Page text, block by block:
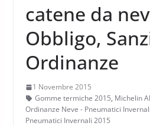
catene da
Obbligo,
Ordinanze
1 Novembre 2015
Gomme termiche 2015, Michelin
Ordinanze Neve - Pneumatici Invernali
Pneumatici Invernali 2015